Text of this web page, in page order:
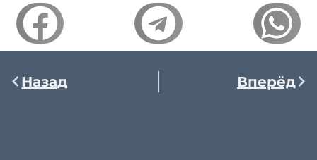
Назад Вперёд